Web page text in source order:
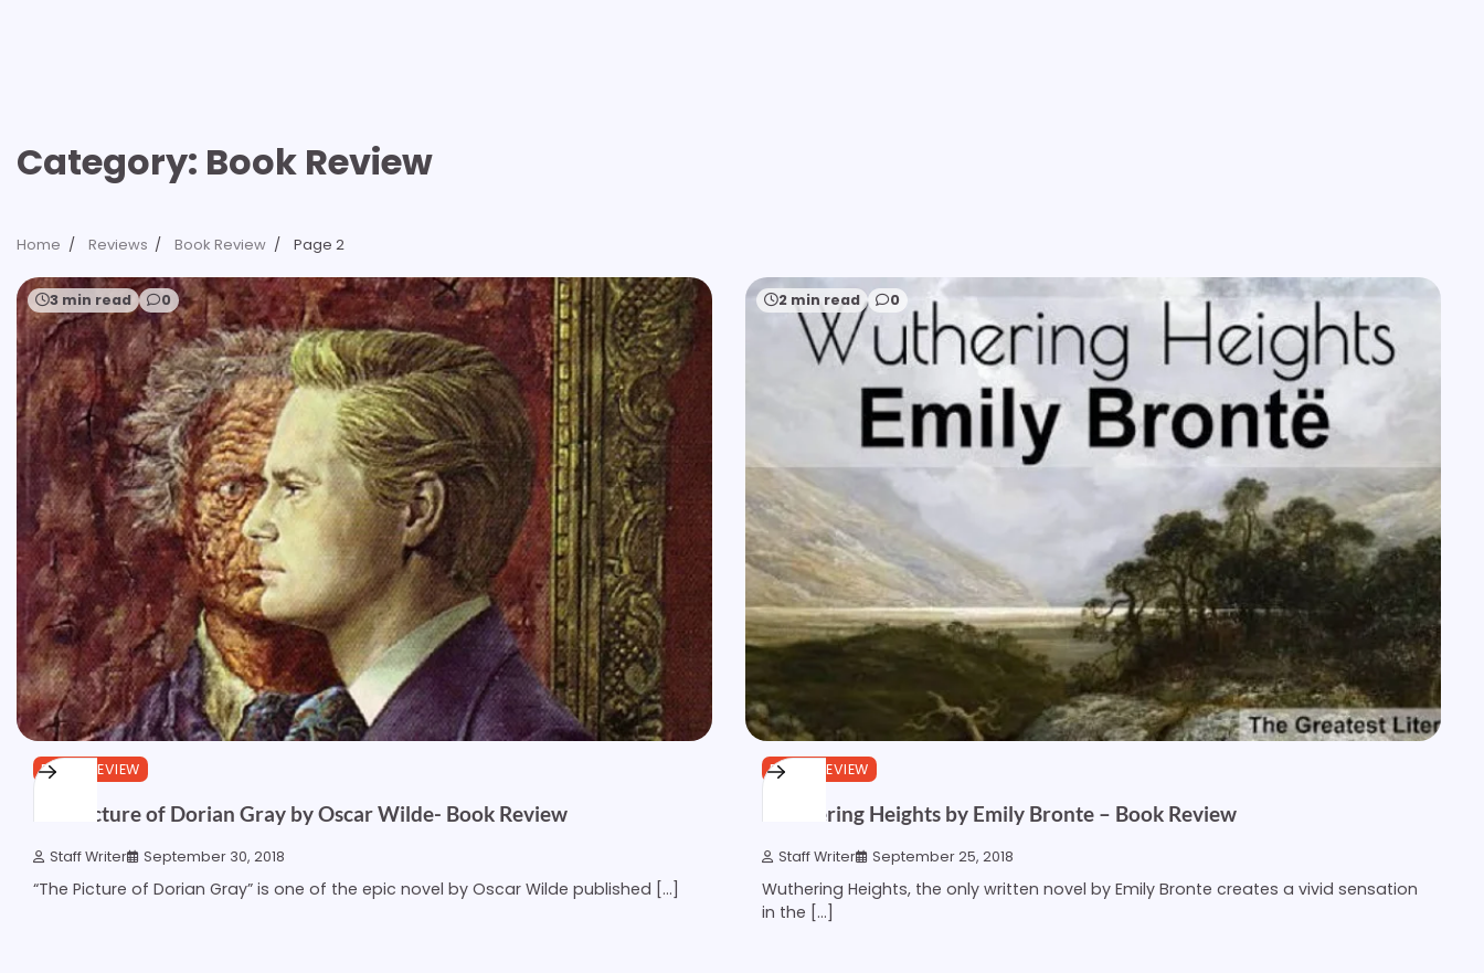
Category: Book Review
Home Reviews Book Review Page 2
3 min read 0
BOOK REVIEW
The Picture of Dorian Gray by Oscar Wilde- Book Review
Staff Writer September 30, 2018
“The Picture of Dorian Gray” is one of the epic novel by Oscar Wilde published […]
2 min read 0
BOOK REVIEW
Wuthering Heights by Emily Bronte – Book Review
Staff Writer September 25, 2018
Wuthering Heights, the only written novel by Emily Bronte creates a vivid sensation
in the […]